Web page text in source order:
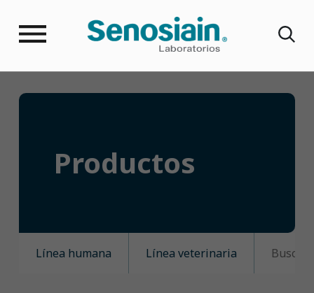
Productos
Línea humana Línea veterinaria